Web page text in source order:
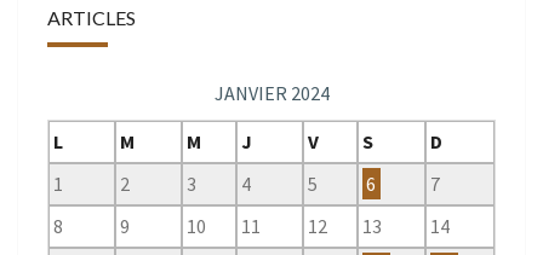
ARTICLES
JANVIER 2024
L
M M J V S
D
1
2 3 4 5 6
7
8
9 10 11 12 13
14